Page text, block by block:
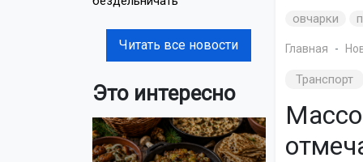
Читать все новости
Это интересно
овчарки
Главная
Транспорт